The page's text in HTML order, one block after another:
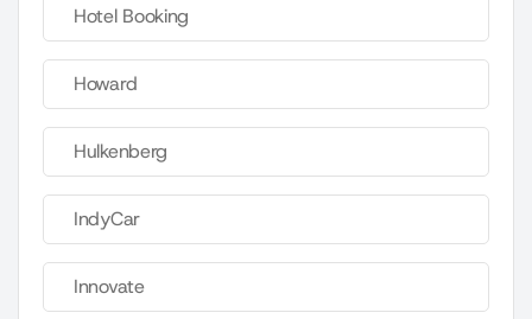
Hotel Booking
Howard
Hulkenberg
IndyCar
Innovate